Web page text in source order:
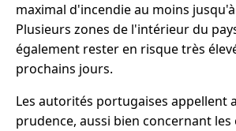
maximal d'incendie au moins
Plusieurs zones de l'intérieur du
également rester en risque très
prochains jours.
Les autorités portugaises appellent
prudence, aussi bien concernant les